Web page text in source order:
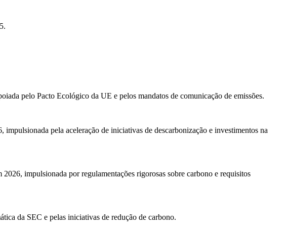
pelo Pacto Ecológico da UE e pelos mandatos de comunicação de emissões.
pela aceleração de iniciativas de descarbonização e investimentos na
impulsionada por regulamentações rigorosas sobre carbono e requisitos
da SEC e pelas iniciativas de redução de carbono.